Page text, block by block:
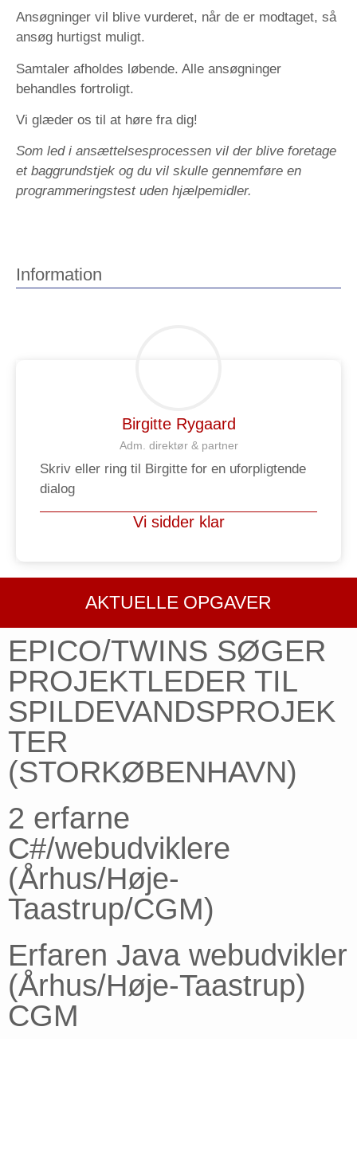
Ansøgninger vil blive vurderet, når de er modtaget, så
ansøg hurtigst muligt.
Samtaler afholdes løbende. Alle ansøgninger
behandles fortroligt.
Vi glæder os til at høre fra dig!
Som led i ansættelsesprocessen vil der blive foretage
et baggrundstjek og du vil skulle gennemføre en
programmeringstest uden hjælpemidler.
Information
Birgitte Rygaard
Adm. direktør & partner
Skriv eller ring til Birgitte for en uforpligtende
dialog
Vi sidder klar
AKTUELLE OPGAVER
EPICO/TWINS SØGER
PROJEKTLEDER TIL
SPILDEVANDSPROJEK
TER
(STORKØBENHAVN)
2 erfarne
C#/webudviklere
(Århus/Høje-
Taastrup/CGM)
Erfaren Java webudvikler
(Århus/Høje-Taastrup)
CGM